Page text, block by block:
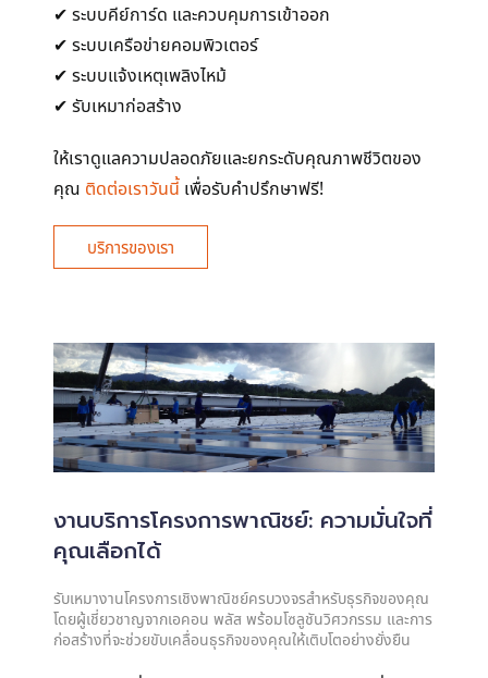
✔ ระบบคีย์การ์ด และควบคุมการเข้าออก
✔ ระบบเครือข่ายคอมพิวเตอร์
✔ ระบบแจ้งเหตุเพลิงไหม้
✔ รับเหมาก่อสร้าง
ให้เราดูแลความปลอดภัยและยกระดับคุณภาพชีวิตของ
คุณ ติดต่อเราวันนี้ เพื่อรับคำปรึกษาฟรี!
บริการของเรา
งานบริการโครงการพาณิชย์: ความมั่นใจที่
คุณเลือกได้
รับเหมางานโครงการเชิงพาณิชย์ครบวงจรสำหรับธุรกิจของคุณ
โดยผู้เชี่ยวชาญจากเอคอน พลัส พร้อมโซลูชันวิศวกรรม และการ
ก่อสร้างที่จะช่วยขับเคลื่อนธุรกิจของคุณให้เติบโตอย่างยั่งยืน